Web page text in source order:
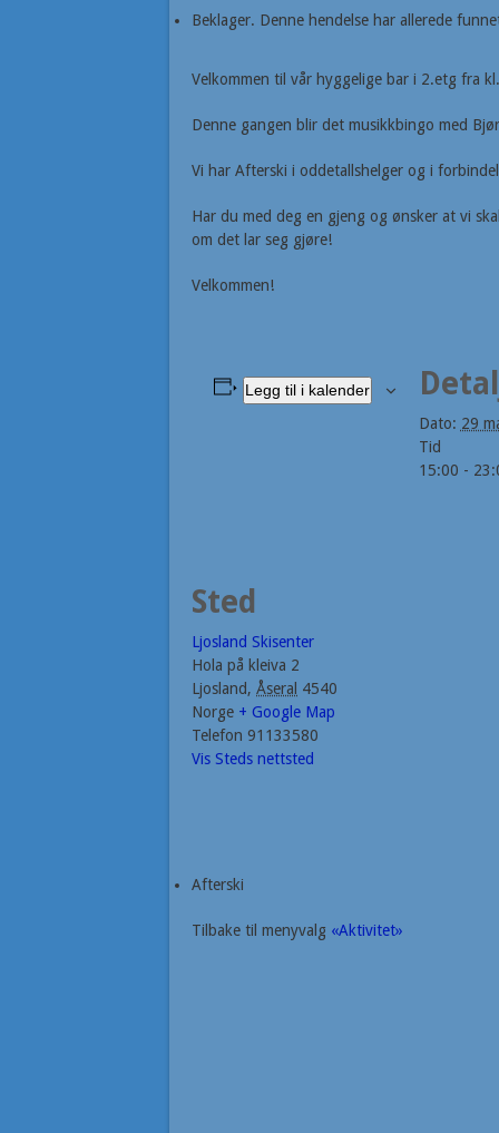
Beklager. Denne hendelse har allerede
Velkommen til vår hyggelige bar i 2.etg fra
Denne gangen blir det musikkbingo med
Vi har Afterski i oddetallshelger og i
Har du med deg en gjeng og ønsker at vi
om det lar seg gjøre!
Velkommen!
Legg til i kalender
Dato: 29
Tid
15:00 -
Sted
Ljosland Skisenter
Hola på kleiva 2
Ljosland, Åseral 4540
Norge + Google Map
Telefon 91133580
Vis Steds nettsted
Afterski
Tilbake til menyvalg «Aktivitet»